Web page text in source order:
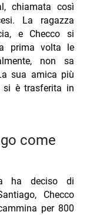
chiamata così
La ragazza
e Checco si
prima volta le
non sa
sua amica più
si è trasferita in
ha deciso di
Checco
per 800